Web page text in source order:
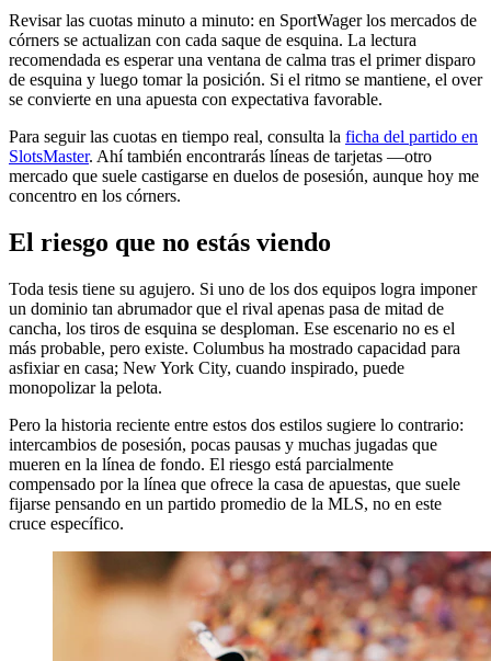
Revisar las cuotas minuto a minuto: en SportWager los mercados de
córners se actualizan con cada saque de esquina. La lectura
recomendada es esperar una ventana de calma tras el primer disparo
de esquina y luego tomar la posición. Si el ritmo se mantiene, el over
se convierte en una apuesta con expectativa favorable.
Para seguir las cuotas en tiempo real, consulta la ficha del partido en
SlotsMaster. Ahí también encontrarás líneas de tarjetas —otro
mercado que suele castigarse en duelos de posesión, aunque hoy me
concentro en los córners.
El riesgo que no estás viendo
Toda tesis tiene su agujero. Si uno de los dos equipos logra imponer
un dominio tan abrumador que el rival apenas pasa de mitad de
cancha, los tiros de esquina se desploman. Ese escenario no es el
más probable, pero existe. Columbus ha mostrado capacidad para
asfixiar en casa; New York City, cuando inspirado, puede
monopolizar la pelota.
Pero la historia reciente entre estos dos estilos sugiere lo contrario:
intercambios de posesión, pocas pausas y muchas jugadas que
mueren en la línea de fondo. El riesgo está parcialmente
compensado por la línea que ofrece la casa de apuestas, que suele
fijarse pensando en un partido promedio de la MLS, no en este
cruce específico.